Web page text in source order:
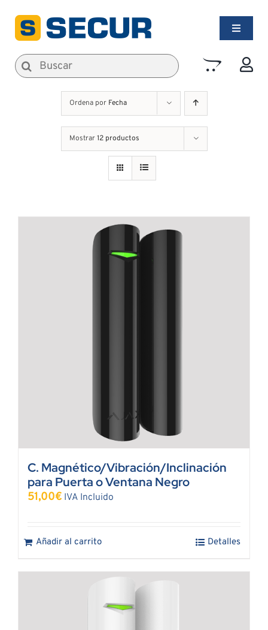
contenido
Toggle
Alarmas de Seguridad
Incendios
Buscar:
Ordena por Fecha
Mostrar12 productos
C. Magnético/Vibración/Inclinación
para Puerta o Ventana Negro
51,00€ IVA Incluido
Añadir al carrito Detalles